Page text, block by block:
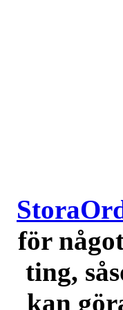
för
ting,
kan